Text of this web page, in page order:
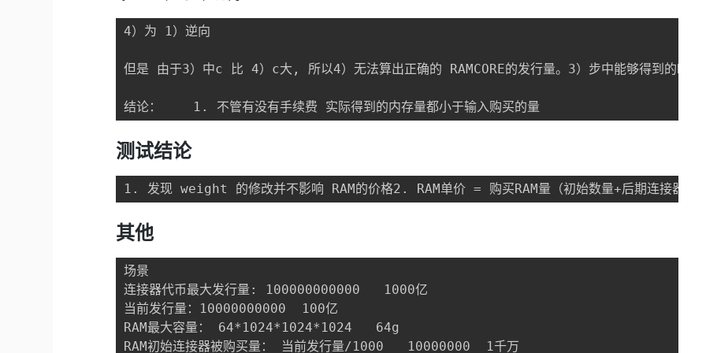
4）为 1）逆向
但是 由于3）中c 比 4）c大, 所以4）无法算出正确的 RAMCORE的发行量。3）步中能够得到的
结论：    1. 不管有没有手续费 实际得到的内存量都小于输入购买的量
测试结论
1. 发现 weight 的修改并不影响 RAM的价格2. RAM单价 = 购买RAM量（初始数量+后期连接器代
其他
场景
连接器代币最大发行量: 100000000000   1000亿
当前发行量：10000000000  100亿
RAM最大容量： 64*1024*1024*1024   64g
RAM初始连接器被购买量： 当前发行量/1000   10000000  1千万